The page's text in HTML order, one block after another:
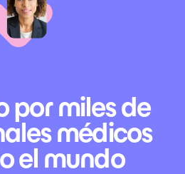
por miles de
médicos
el mundo